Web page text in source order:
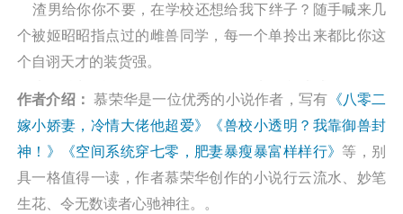
渣男给你你不要，在学校还想给我下绊子？随手喊来几
个被姬昭昭指点过的雌兽同学，每一个单拎出来都比你这
个自诩天才的装货强。
作者介绍： 慕荣华是一位优秀的小说作者，写有 《八零二
嫁小娇妻，冷情大佬他超爱》
《兽校小透明？我靠御兽封
神！》
《空间系统穿七零，肥妻暴瘦暴富样样行》 等，别
具一格值得一读，作者慕荣华创作的小说行云流水、妙笔
生花、令无数读者心驰神往。。